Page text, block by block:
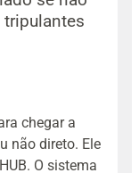
tripulantes
chegar a
não direto. Ele
O sistema